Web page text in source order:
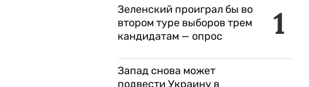
1
Зеленский проиграл бы во
втором туре выборов трем
кандидатам — опрос
Запад снова может
подвести Украину в